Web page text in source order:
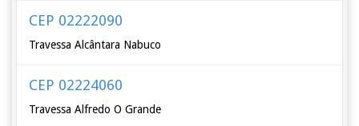
CEP 02222090
Travessa Alcântara Nabuco
CEP 02224060
Travessa Alfredo O Grande